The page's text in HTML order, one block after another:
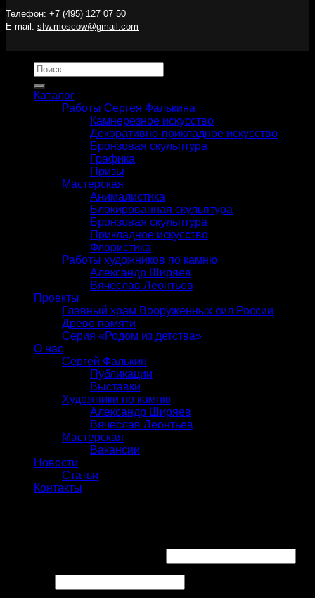
Телефон: +7 (495) 127 07 50
E-mail: sfw.moscow@gmail.com
Искать:
Каталог
Работы Сергея Фалькина
Камнерезное искусство
Декоративно-прикладное искусство
Бронзовая скульптура
Графика
Призы
Мастерская
Анималистика
Блокированная скульптура
Бронзовая скульптура
Прикладное искусство
Флористика
Работы художников по камню
Александр Ширяев
Вячеслав Леонтьев
Проекты
Главный храм Вооруженных сил России
Древо памяти
Серия «Родом из детства»
О нас
Сергей Фалькин
Публикации
Выставки
Художники по камню
Александр Ширяев
Вячеслав Леонтьев
Мастерская
Вакансии
Новости
Статьи
Контакты